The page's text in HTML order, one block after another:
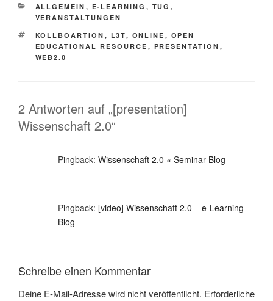
KATEGORIEN
ALLGEMEIN , E-LEARNING , TUG ,
VERANSTALTUNGEN
SCHLAGWÖRTER
KOLLBOARTION , L3T, ONLINE , OPEN
EDUCATIONAL RESOURCE , PRESENTATION ,
WEB2.0
2 Antworten auf „[presentation]
Wissenschaft 2.0“
Pingback: Wissenschaft 2.0 « Seminar-Blog
Pingback: [video] Wissenschaft 2.0 – e-Learning
Blog
Schreibe einen Kommentar
Deine E-Mail-Adresse wird nicht veröffentlicht. Erforderliche